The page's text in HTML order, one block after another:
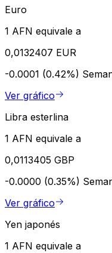
Euro
1 AFN equivale a
0,0132407 EUR
-0.0001 (0.42%)
Ver gráfico
Libra esterlina
1 AFN equivale a
0,0113405 GBP
-0.0000 (0.35%)
Ver gráfico
Yen japonés
1 AFN equivale a